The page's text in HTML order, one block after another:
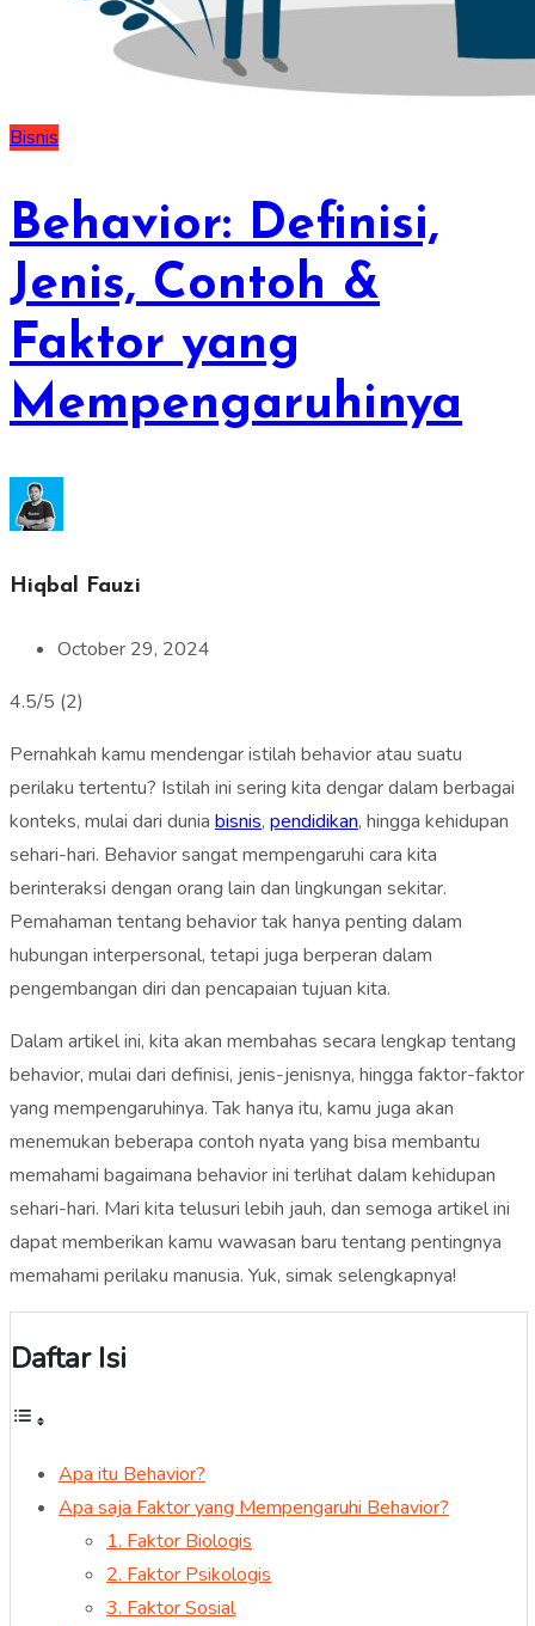
Bisnis
Behavior: Definisi,
Jenis, Contoh &
Faktor yang
Mempengaruhinya
Hiqbal Fauzi
October 29, 2024
4.5/5 (2)
Pernahkah kamu mendengar istilah behavior atau suatu
perilaku tertentu? Istilah ini sering kita dengar dalam berbagai
konteks, mulai dari dunia bisnis, pendidikan, hingga kehidupan
sehari-hari. Behavior sangat mempengaruhi cara kita
berinteraksi dengan orang lain dan lingkungan sekitar.
Pemahaman tentang behavior tak hanya penting dalam
hubungan interpersonal, tetapi juga berperan dalam
pengembangan diri dan pencapaian tujuan kita.
Dalam artikel ini, kita akan membahas secara lengkap tentang
behavior, mulai dari definisi, jenis-jenisnya, hingga faktor-faktor
yang mempengaruhinya. Tak hanya itu, kamu juga akan
menemukan beberapa contoh nyata yang bisa membantu
memahami bagaimana behavior ini terlihat dalam kehidupan
sehari-hari. Mari kita telusuri lebih jauh, dan semoga artikel ini
dapat memberikan kamu wawasan baru tentang pentingnya
memahami perilaku manusia. Yuk, simak selengkapnya!
Daftar Isi
Apa itu Behavior?
Apa saja Faktor yang Mempengaruhi Behavior?
1. Faktor Biologis
2. Faktor Psikologis
3. Faktor Sosial